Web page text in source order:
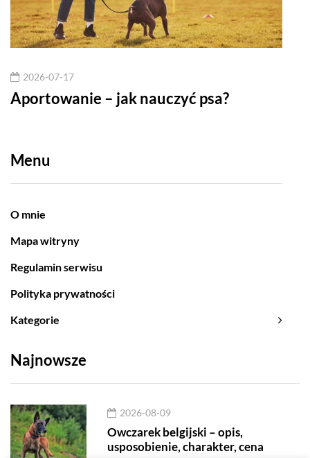
2026-07-17
Aportowanie – jak nauczyć psa?
Menu
O mnie
Mapa witryny
Regulamin serwisu
Polityka prywatności
Kategorie
Najnowsze
2026-08-09
Owczarek belgijski – opis,
usposobienie, charakter, cena